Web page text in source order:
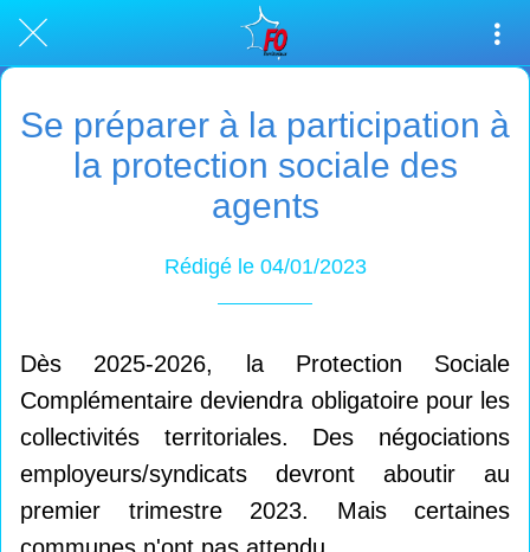
Se préparer à la participation à
la protection sociale des
agents
Rédigé le 04/01/2023
Dès 2025-2026, la Protection Sociale
Complémentaire deviendra obligatoire pour les
collectivités territoriales. Des négociations
employeurs/syndicats devront aboutir au
premier trimestre 2023. Mais certaines